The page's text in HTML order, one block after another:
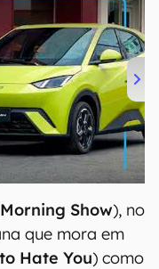
Show), no
que mora em
Hate You) como